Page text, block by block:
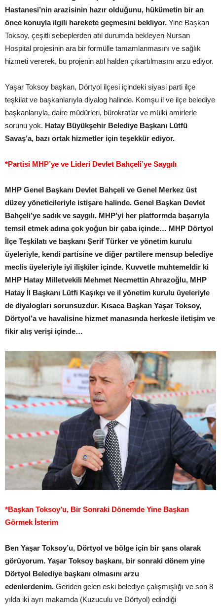
Hastanesi’nin arazisinin hazır olduğunu, hükümetin bir an
önce konuyla ilgili harekete geçmesini bekliyor. Yine Başkan
Toksoy, çeşitli sebeplerden atıl durumda bekleyen Nursan
Hospital projesinin ara bir formülle tamamlanmasını ve sağlık
hizmeti vererek, bu projenin atıl halden çıkartılmasını arzu ediyor.
Yaşar Toksoy başkan, Dörtyol ilçesi içindeki siyasi parti ilçe
teşkilat ve başkanlarıyla diyalog halinde. Komşu il ve ilçe belediye
başkanlarıyla, daire müdürleri, bürokratlar ve mülki amirlerle
sorunu yok. Hatay Büyükşehir Belediye Başkanı Lütfü
Savaş’a, bazı ortak hizmetler için teşekkür ediyor.
*Partisi MHP’ye ve Lideri Devlet Bahçeli’ye Saygılı
MHP Genel Başkanı Devlet Bahçeli ve Genel Merkez üst
düzey yöneticileriyle istişare halinde. Genel Başkan Devlet
Bahçeli’ye sadık ve saygılı. MHP’yi her platformda başarıyla
temsil etmek adına çok yoğun bir çaba içinde… MHP Dörtyol
İlçe Teşkilatı ve başkanı Şerif Türker ve yönetim kurulu
üyeleriyle, kendi partisine ve diğer partilere mensup belediye
meclis üyeleriyle iyi ilişkiler içinde. Kuvvetle muhtemeldir ki
MHP Hatay Milletvekili Mehmet Necmettin Ahrazoğlu, MHP
Hatay İl Başkanı Lütfi Kaşıkçı ve il yönetim kurulu üyeleriyle
de diyalogları sorunsuzdur. Kısaca Başkan Yaşar Toksoy,
Dörtyol’a ve havalisine hizmet manasında herkesle iletişim ve
fikir alış verişi içinde…
*Başkan Toksoy’u, Bir Sonraki Dönemde Yine Başkan
Görmek İsterim
Ben Yaşar Toksoy’u, Dörtyol ve bölge için bir şans olarak
görüyorum. Yaşar Toksoy başkanı, bir sonraki dönem yine
Dörtyol Belediye başkanı olmasını arzu
edenlerdenim. Geriden gelen eski belediye çalışmışlığı ve son 8
yılda iki ayrı makamda (Kuzuculu ve Dörtyol) edindiği